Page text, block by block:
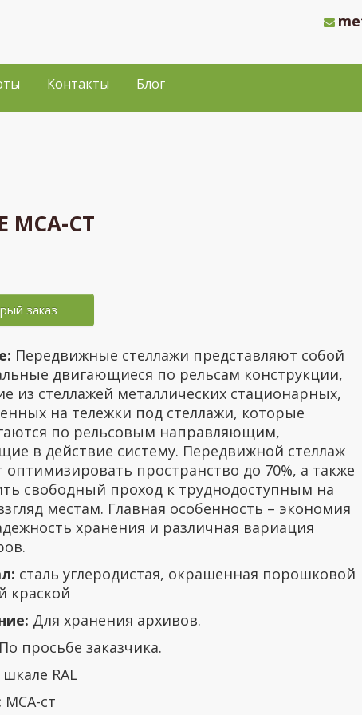
Контакты Блог
МСА-СТ
заказ
Передвижные стеллажи представляют собой
двигающиеся по рельсам конструкции,
из стеллажей металлических стационарных,
на тележки под стеллажи, которые
по рельсовым направляющим,
в действие систему. Передвижной стеллаж
оптимизировать пространство до 70%, а также
свободный проход к труднодоступным на
местам. Главная особенность – экономия
хранения и различная вариация
сталь углеродистая, окрашенная порошковой
краской
Для хранения архивов.
По просьбе заказчика.
RAL
МСА-ст